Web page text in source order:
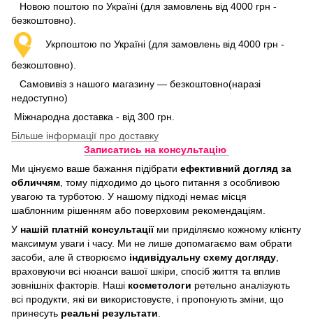
Новою поштою по Україні (для замовлень від 4000 грн -
безкоштовно).
Укрпоштою по Україні (для замовлень від 4000 грн -
безкоштовно).
Самовивіз з нашого магазину — безкоштовно(наразі
недоступно)
Міжнародна доставка - від 300 грн.
Більше інформації про доставку
Записатись на консультацію
Ми цінуємо ваше бажання підібрати ефективний догляд за
обличчям , тому підходимо до цього питання з особливою
увагою та турботою. У нашому підході немає місця
шаблонним рішенням або поверховим рекомендаціям.
У нашій платній консультаціїми приділяємо кожному клієнту
максимум уваги і часу. Ми не лише допомагаємо вам обрати
засоби, але й створюємо індивідуальну схему догляду
враховуючи всі нюанси вашої шкіри, спосіб життя та вплив
зовнішніх факторів. Наші косметологи ретельно аналізують
всі продукти, які ви використовуєте, і пропонують зміни, що
принесуть реальні результати